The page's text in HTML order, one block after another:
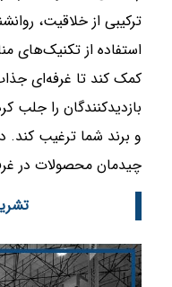
ترکیبی از خلاقیت،
استفاده از تکنیک‌های
کمک کند تا غرفه‌ای
بازدیدکنندگان را جلب
و برند شما ترغیب کند.
چیدمان محصولات در